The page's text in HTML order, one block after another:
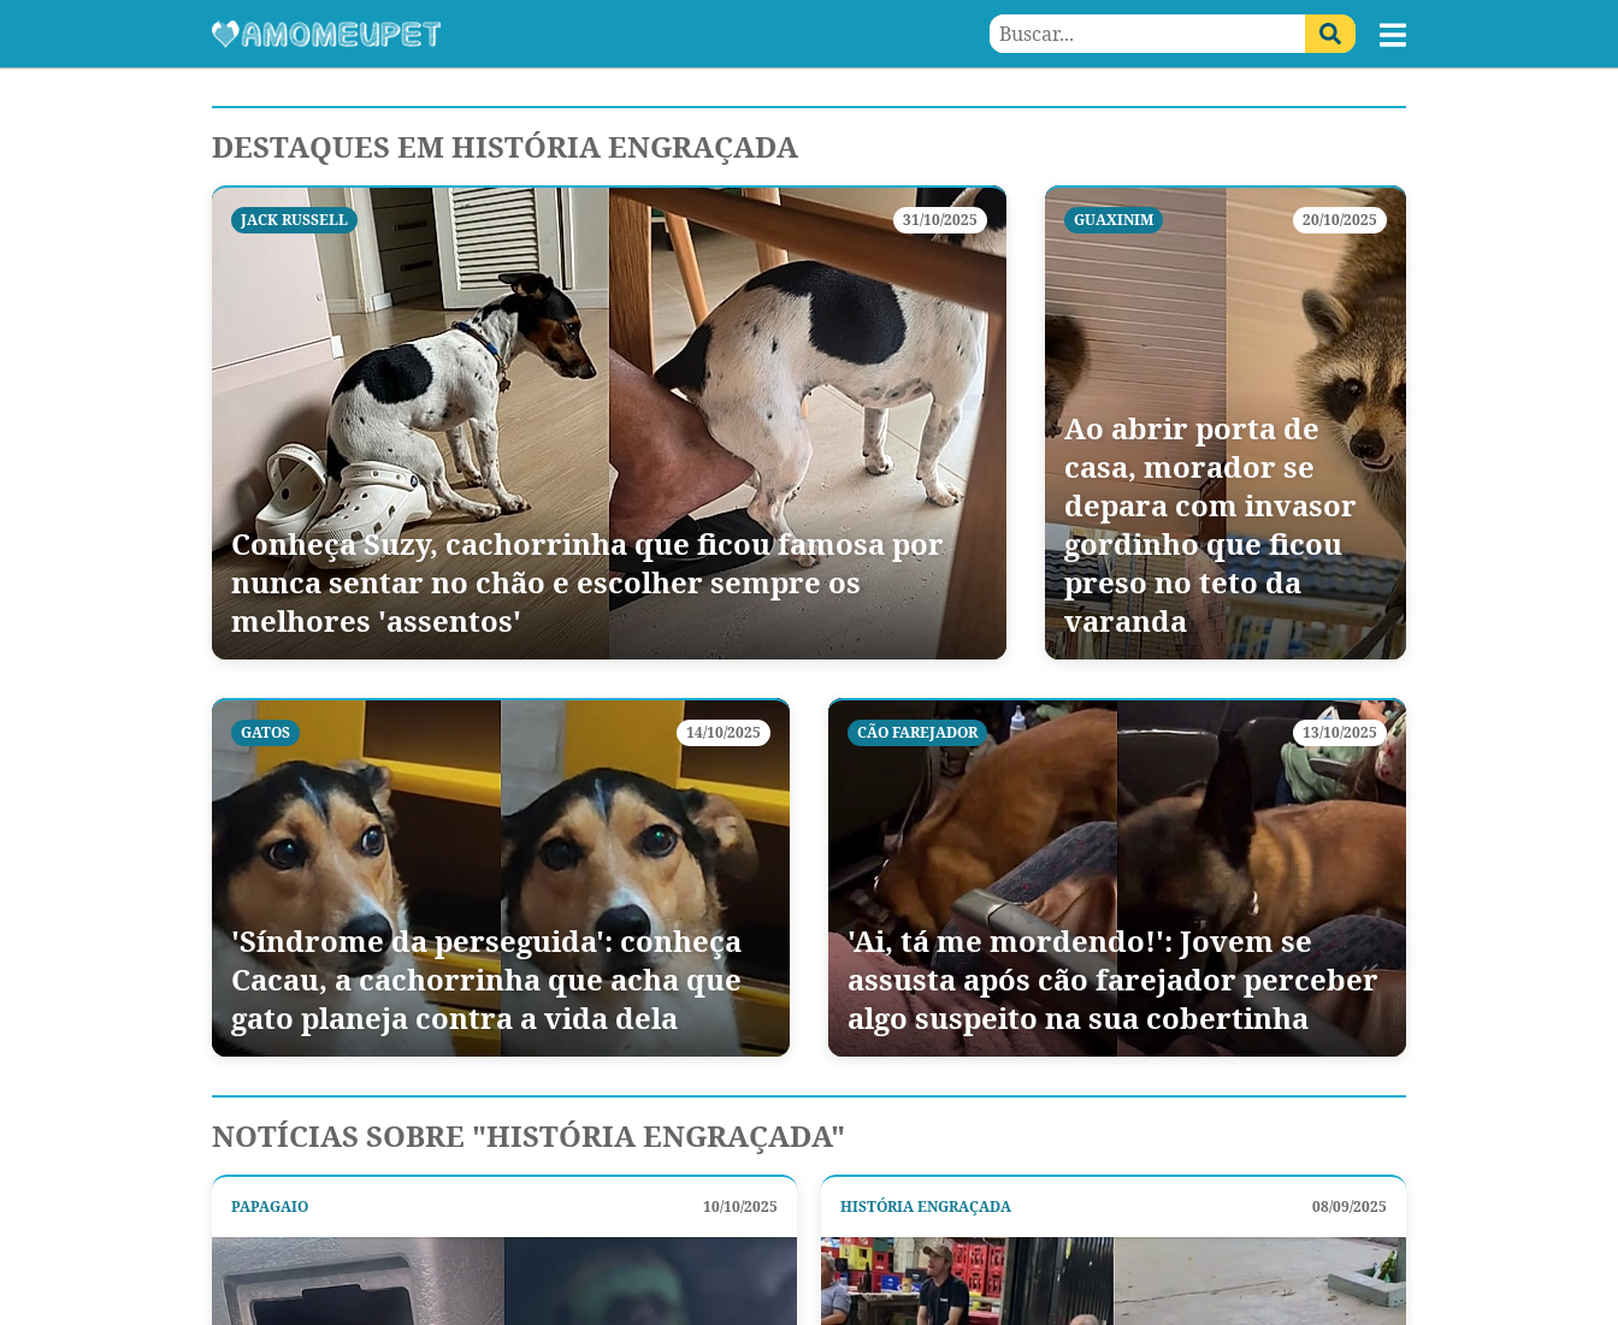
DESTAQUES EM HISTÓRIA ENGRAÇADA
JACK RUSSELL 31/10/2025
Conheça Suzy, cachorrinha que ficou famosa por
nunca sentar no chão e escolher sempre os
melhores 'assentos'
GUAXINIM 20/10/2025
Ao abrir porta de
casa, morador se
depara com invasor
gordinho que ficou
preso no teto da
varanda
GATOS 14/10/2025
'Síndrome da perseguida': conheça
Cacau, a cachorrinha que acha que
gato planeja contra a vida dela
CÃO FAREJADOR 13/10/2025
'Ai, tá me mordendo!': Jovem se
assusta após cão farejador perceber
algo suspeito na sua cobertinha
NOTÍCIAS SOBRE "HISTÓRIA ENGRAÇADA"
PAPAGAIO 10/10/2025 HISTÓRIA ENGRAÇADA 08/09/2025